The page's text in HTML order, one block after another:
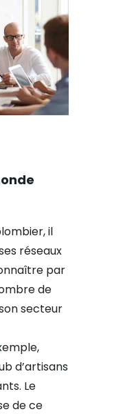
il
réseaux
par
de
secteur
d’artisans
Le
de ce